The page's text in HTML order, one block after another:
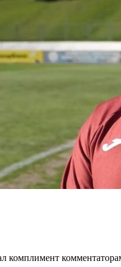
комплимент